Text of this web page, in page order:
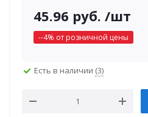
45.96 руб. /шт
--4% от розничной цены
Есть в наличии (3)